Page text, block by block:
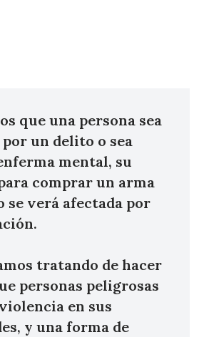
que una persona sea
por un delito o sea
mental, su
comprar un arma
se verá afectada por
tratando de hacer
personas peligrosas
en sus
y una forma de